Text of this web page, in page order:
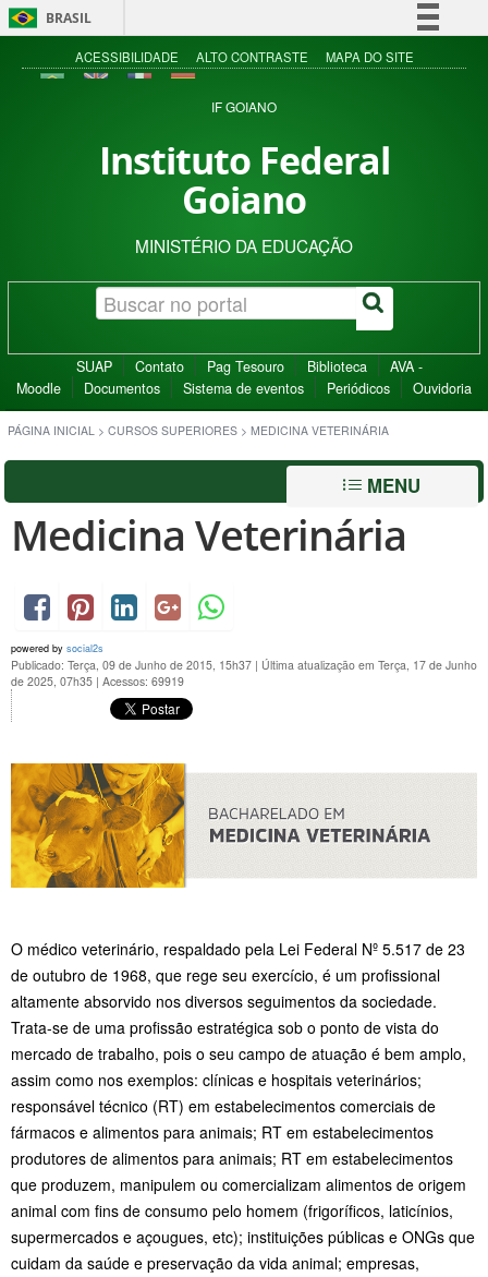
BRASIL
Simplifique!
Acesso à informação
ACESSIBILIDADE ALTO CONTRASTE MAPA DO SITE
IF GOIANO
Instituto Federal
Goiano
MINISTÉRIO DA EDUCAÇÃO
SUAP Contato Pag Tesouro Biblioteca
AVA -
Moodle
Documentos Sistema de eventos Periódicos Ouvidoria
PÁGINA INICIAL > CURSOS SUPERIORES > MEDICINA VETERINÁRIA
MENU
Medicina Veterinária
powered by social2s
Publicado: Terça, 09 de Junho de 2015, 15h37 | Última atualização em Terça, 17 de Junho
de 2025, 07h35 | Acessos: 69919
O médico veterinário, respaldado pela Lei Federal Nº 5.517 de 23
de outubro de 1968, que rege seu exercício, é um profissional
altamente absorvido nos diversos seguimentos da sociedade.
Trata-se de uma profissão estratégica sob o ponto de vista do
mercado de trabalho, pois o seu campo de atuação é bem amplo,
assim como nos exemplos: clínicas e hospitais veterinários;
responsável técnico (RT) em estabelecimentos comerciais de
fármacos e alimentos para animais; RT em estabelecimentos
produtores de alimentos para animais; RT em estabelecimentos
que produzem, manipulem ou comercializam alimentos de origem
animal com fins de consumo pelo homem (frigoríficos, laticínios,
supermercados e açougues, etc); instituições públicas e ONGs que
cuidam da saúde e preservação da vida animal; empresas,